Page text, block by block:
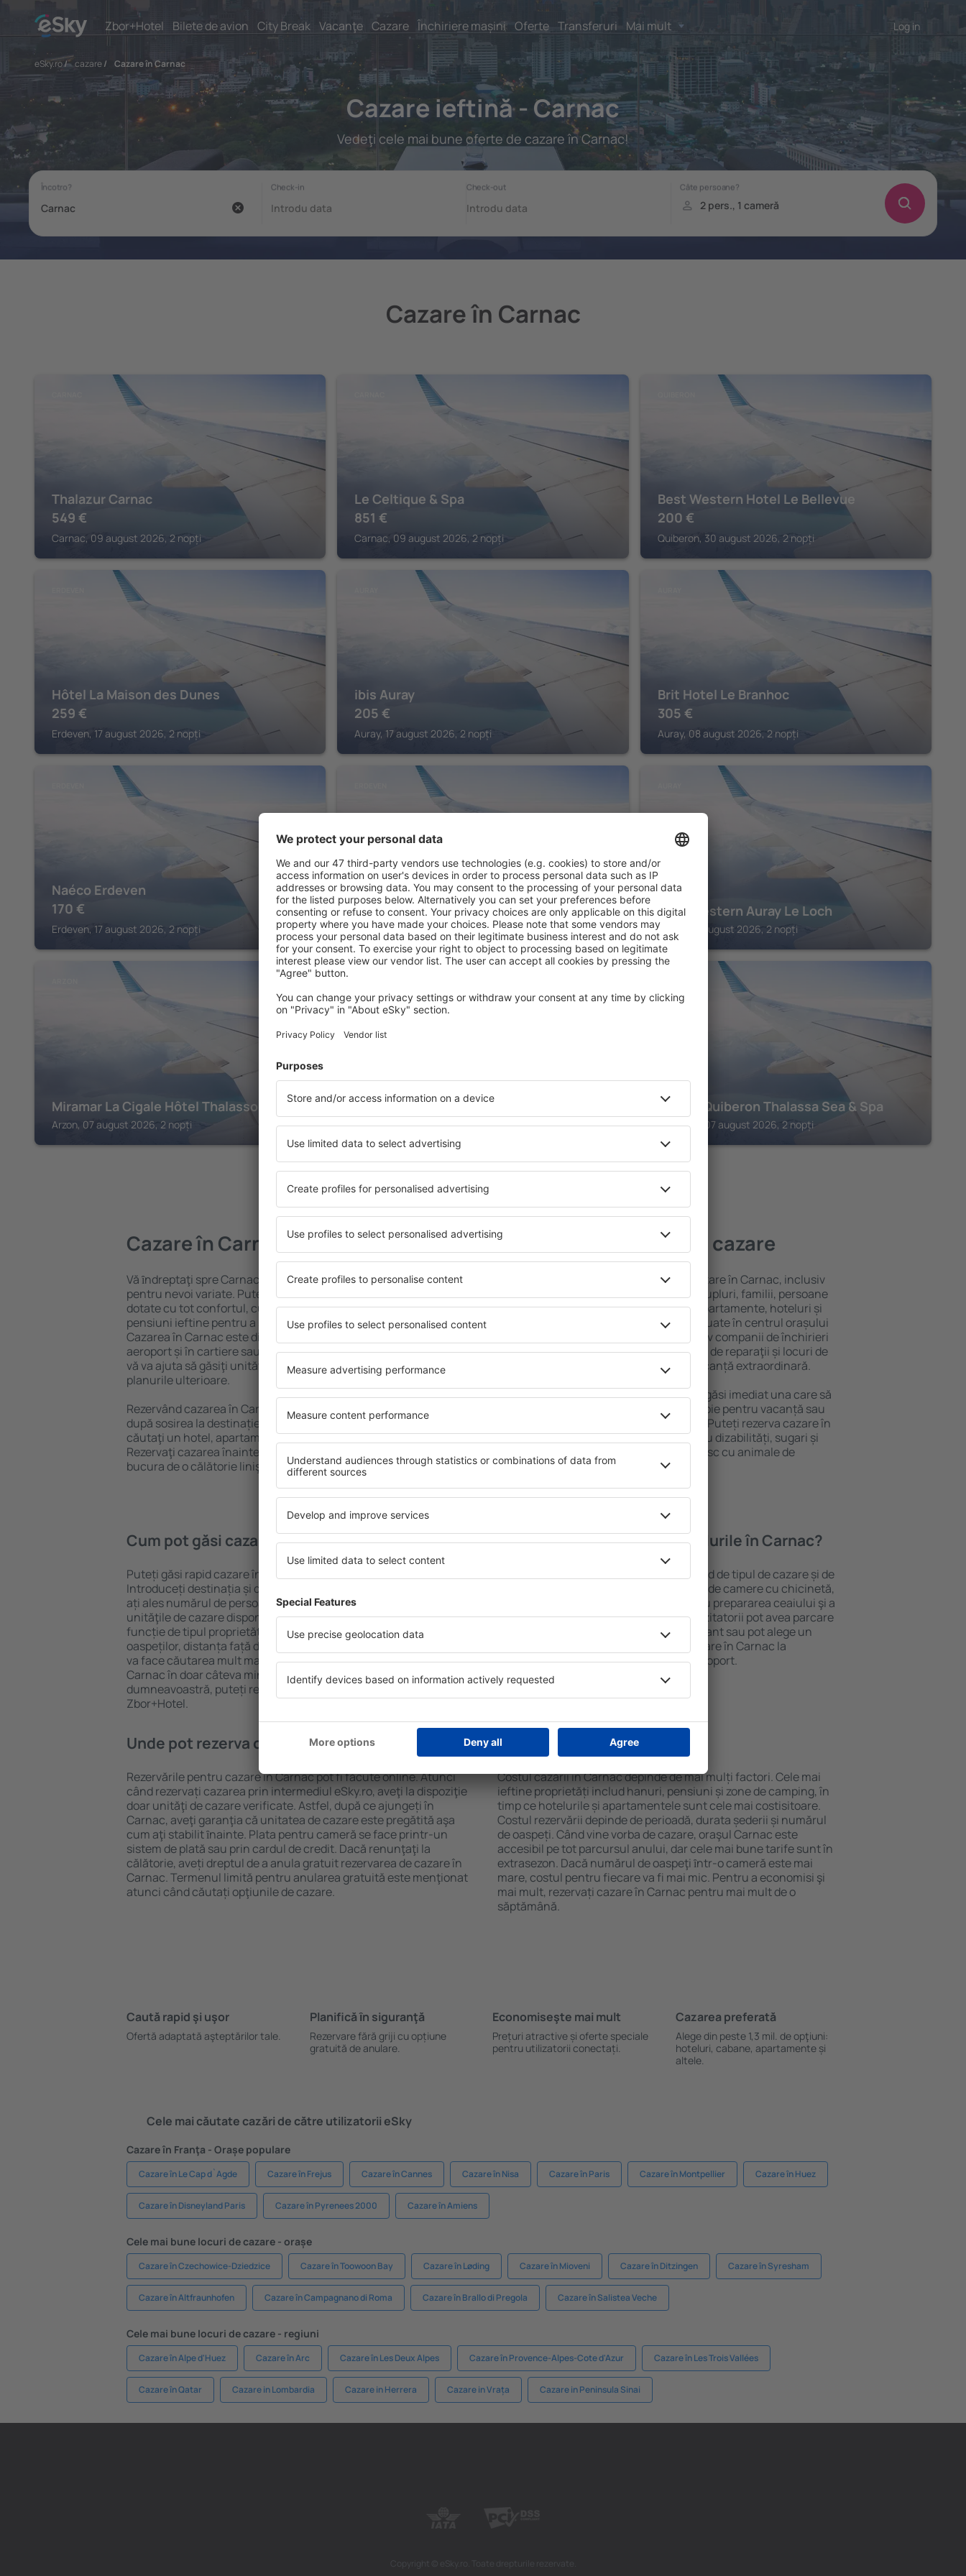
Zbor+Hotel Bilete de avion City Break Vacanţe Cazare Închiriere mașini Oferte Transferuri Mai mult Log in
eSky.ro/ cazare/ Cazare în Carnac
Cazare ieftină - Carnac
Vedeţi cele mai bune oferte de cazare în Carnac!
Cazare în Carnac
Thalazur Carnac
549 €
Carnac, 09 august 2026, 2 nopți
Le Celtique & Spa
851 €
Carnac, 09 august 2026, 2 nopți
Best Western Hotel Le Bellevue
200 €
Quiberon, 30 august 2026, 2 nopți
Hôtel La Maison des Dunes
259 €
Erdeven, 17 august 2026, 2 nopți
ibis Auray
205 €
Auray, 17 august 2026, 2 nopți
Brit Hotel Le Branhoc
305 €
Auray, 08 august 2026, 2 nopți
Naéco Erdeven
170 €
Erdeven, 17 august 2026, 2 nopți
Club Vacances Bleues Keravel
406€
Erdeven, 08 august 2026, 2 nopți
Best Western Auray Le Loch
Auray, 07 august 2026, 2 nopți
Miramar La Cigale Hôtel Thalasso & Spa
Arzon, 07 august 2026, 2 nopți
Mercure Quiberon Hotel & Spa
Quiberon, 07 august 2026, 2 nopți
Sofitel Quiberon Thalassa Sea & Spa
Quiberon, 07 august 2026, 2 nopți
Vedeţi mai multe oferte în Carnac
Cazare în Carnac
Vă ȋndreptaţi spre Carnac? Găsiți cazare pentru fiecare buget şi
pentru nevoi variate. Puteți beneficia de proprietăți spațioase,
dotate cu tot confortul, cu numeroase facilități, precum și de
pensiuni ieftine pentru a sta câteva zile în timpul unui city break.
Cazarea în Carnac este disponibilă în centrul orașului, lângă
aeroport și în cartiere sau regiuni mai puțin populare. Acest lucru
vă va ajuta să găsiţi unităţi de cazare în funcție de nevoi și de
planurile ulterioare.
Rezervând cazarea în Carnac mai devreme, aveți garanţia că
după sosirea la destinație vă puteţi relaxa, fără a fi nevoie să
căutaţi un hotel, apartament sau altă unitate de cazare.
Rezervaţi cazarea înainte de călătoria spre Carnac și vă veţi
bucura de o călătorie liniştită.
Carnac – cea mai bună cazare
Puteți alege dintr-o ofertă variată de cazare în Carnac, inclusiv
proprietăți pentru o singură persoană, cupluri, familii, persoane
ȋn vârstă și grupuri. Oaspeţii pot sta în apartamente, hoteluri și
pensiuni care oferă intimitate și sunt situate în centrul orașului
Carnac. Facilitățile din apropiere, inclusiv companii de închirieri
auto, transport public, magazine, centre de reparaţii și locuri de
relaxare sau distracţie, garantează o vacanță extraordinară.
Dacă doriţi cazare de lux în Carnac, veţi găsi imediat una care să
se potrivească. Veți găsi tot ce aveți nevoie pentru vacanță sau
călătoria de afaceri la destinația aleasă. Puteți rezerva cazare în
Carnac cu facilități pentru persoanele cu dizabilități, sugari și
copii, precum și pentru cei care călătoresc cu animale de
companie.
Cum pot găsi cazare în Carnac?
Puteți găsi rapid cazare în Carnac folosind un motor de căutare.
Introduceți destinația și datele de check-in și check-out. După ce
ați ales numărul de persoane, motorul de căutare va afișa
unităţile de cazare disponibile în Carnac. Filtrarea rezultatelor în
funcție de tipul proprietăţii, numărul de stele, evaluările
oaspeților, distanța față de centru și opțiunea de anulare gratuită
va face căutarea mult mai ușoară. Astfel veți putea găsi cazare în
Carnac în doar câteva minute. În funcție de nevoile
dumneavoastră, puteți rezerva doar cazare sau un pachet
Zbor+Hotel.
Ce fel de facilităţi oferă hotelurile în Carnac?
Facilitățile proprietăţilor în Carnac depind de tipul de cazare și de
numărul de stele. Oaspeții pot beneficia de camere cu chicinetă,
balcon, aer condiționat, ustensile pentru prepararea ceaiului şi a
cafelei, prosoape și acces la internet. Vizitatorii pot avea parcare
gratuită, pot comanda o masă la restaurant sau pot alege un
hotel cu piscină. În plus, pot rezerva cazare în Carnac la
proprietăți care oferă transport de la aeroport.
Unde pot rezerva cazare în Carnac?
Rezervările pentru cazare în Carnac pot fi făcute online. Atunci
când rezervați cazarea prin intermediul eSky.ro, aveţi la dispoziţie
doar unităţi de cazare verificate. Astfel, după ce ajungeți în
Carnac, aveţi garanţia că unitatea de cazare este pregătită aşa
cum aţi stabilit ȋnainte. Plata pentru cameră se face printr-un
sistem de plată sau prin cardul de credit. Dacă renunţaţi la
călătorie, aveți dreptul de a anula gratuit rezervarea de cazare în
Carnac. Termenul limită pentru anularea gratuită este menţionat
atunci când căutați opţiunile de cazare.
Cât costă cazarea în Carnac?
Costul cazării în Carnac depinde de mai mulți factori. Cele mai
ieftine proprietăți includ hanuri, pensiuni și zone de camping, în
timp ce hotelurile și apartamentele sunt cele mai costisitoare.
Costul rezervării depinde de perioadă, durata șederii și numărul
de oaspeți. Când vine vorba de cazare, oraşul Carnac este
accesibil pe tot parcursul anului, dar cele mai bune tarife sunt în
extrasezon. Dacă numărul de oaspeţi ȋntr-o cameră este mai
mare, costul pentru fiecare va fi mai mic. Pentru a economisi şi
mai mult, rezervați cazare în Carnac pentru mai mult de o
săptămână.
Caută rapid şi uşor
Ofertă adaptată aşteptărilor tale.
Planifică ȋn siguranţă
Rezervare fără griji cu opțiune
gratuită de anulare.
Economiseşte mai mult
Prețuri atractive și oferte speciale
pentru utilizatorii conectați.
Cazarea preferată
Alege din peste 1,3 mil. de opţiuni:
hoteluri, cabane, apartamente și
altele.
Cele mai căutate cazări de către utilizatorii eSky
Cazare în Franţa - Orașe populare
Cazare în Le Cap d`Agde Cazare în Frejus Cazare în Cannes Cazare în Nisa Cazare în Paris Cazare în Montpellier Cazare în Huez
Cazare în Disneyland Paris Cazare în Pyrenees 2000 Cazare în Amiens
Cele mai bune locuri de cazare - orașe
Cazare în Czechowice-Dziedzice Cazare în Toowoon Bay Cazare în Løding Cazare în Mioveni Cazare în Ditzingen Cazare în Syresham
Cazare în Altfraunhofen Cazare în Campagnano di Roma Cazare în Brallo di Pregola Cazare în Salistea Veche
Cele mai bune locuri de cazare - regiuni
Cazare în Alpe d'Huez Cazare în Arc Cazare în Les Deux Alpes Cazare în Provence-Alpes-Cote d'Azur Cazare în Les Trois Vallées
Cazare în Qatar Cazare in Lombardia Cazare in Herrera Cazare in Vrața Cazare in Peninsula Sinai
Copyright © eSky.ro. Toate drepturile rezervate.